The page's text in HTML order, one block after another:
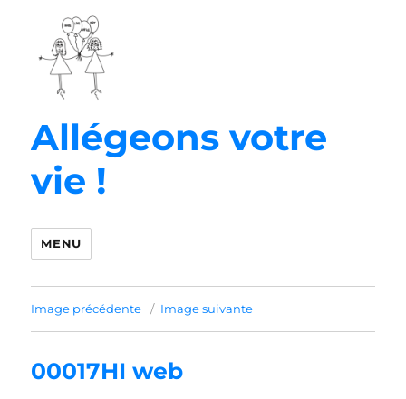
Allégeons votre
vie !
MENU
Image précédente Image suivante
00017HI web